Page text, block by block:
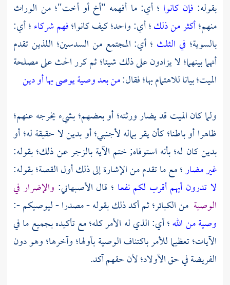
بقوله: فإن كانوا ؛ أي: ما أفهمه "أخ أو أخت"؛ من الوراث
منهم؛أكثر من ذلك؛ أي: واحد؛ كيف كانوا؛فهم شركاء؛ أي:
بالسوية؛ في الثلث ؛ أي: المجتمع من السدسين؛ اللذين تقدم
أنهما بينهما؛ لا يزادون على ذلك شيئا؛ ثم كرر الحث على مصلحة
الميت؛ بيانا للاهتمام بها؛ فقال:من بعد وصية يوصى بها أو دين
ولما كان الميت قد يضار ورثته؛ أو بعضهم؛ بشيء يخرجه عنهم؛
ظاهرا أو باطنا؛ كأن يقر بماله لأجنبي؛ أو بدين لا حقيقة له؛ أو
بدين كان له؛ بأنه استوفاه; ختم الآية بالزجر عن ذلك؛ بقوله:
غير مضار؛ مع ما تقدم من الإشارة إلى ذلك أول القصة؛ بقوله:
لا تدرون أيهم أقرب لكم نفعا ؛ قال الأصبهاني: والإضرار في
الوصية من الكبائر؛ ثم أكد ذلك بقوله - مصدرا - ليوصيكم -:
وصية من الله؛ أي: الذي له الأمر كله؛ مع تأكيده بجميع ما في
الآيات؛ تعظيما للأمر باكتناف الوصية بأولها؛ وآخرها؛ وهو دون
الفريضة في حق الأولاد؛ لأن حقهم آكد.